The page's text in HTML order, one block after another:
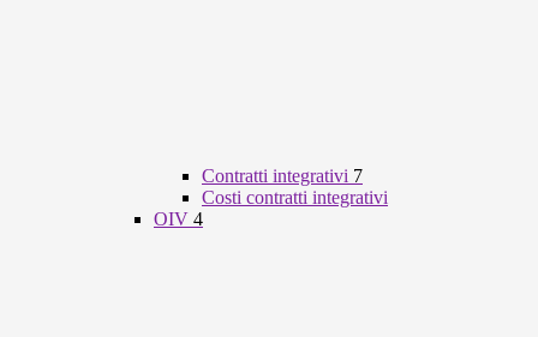
Contratti integrativi 7
Costi contratti integrativi
OIV 4